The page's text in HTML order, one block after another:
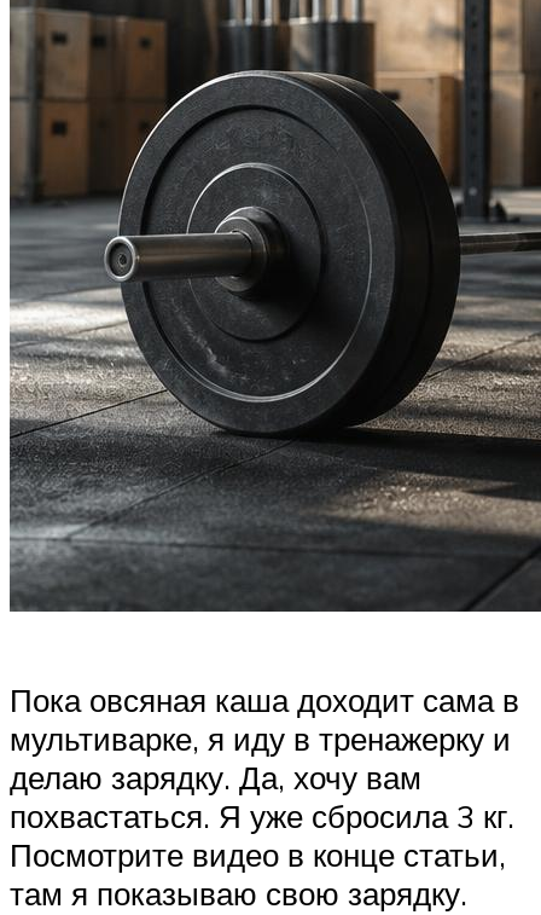
Пока овсяная каша доходит сама в
мультиварке, я иду в тренажерку и
делаю зарядку. Да, хочу вам
похвастаться. Я уже сбросила 3 кг.
Посмотрите видео в конце статьи,
там я показываю свою зарядку.